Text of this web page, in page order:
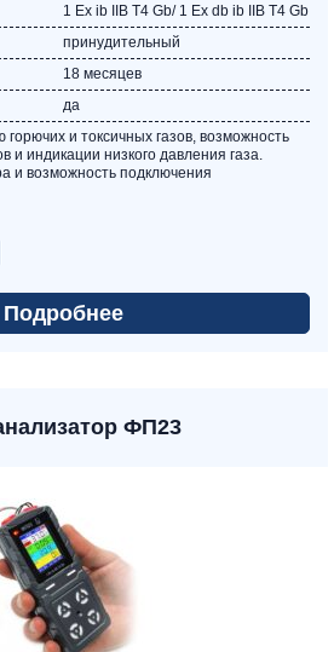
1 Ех ib IIВ Т4 Gb/ 1 Ех db ib IIВ Т4 Gb
принудительный
18 месяцев
да
и токсичных газов, возможность
и индикации низкого давления газа.
и возможность подключения
Подробнее
ФП23